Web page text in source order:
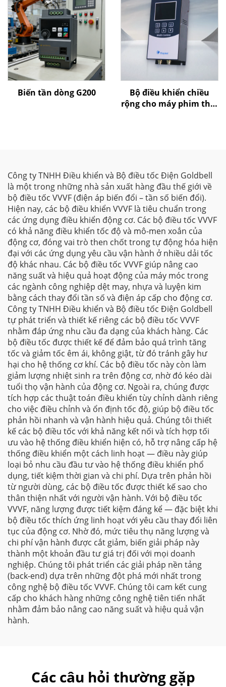
Biến tần dòng G200
Bộ điều khiển chiều
rộng cho máy phim thổi
Công ty TNHH Điều khiển và Bộ điều tốc Điện Goldbell
là một trong những nhà sản xuất hàng đầu thế giới về
bộ điều tốc VVVF (điện áp biến đổi – tần số biến đổi).
Hiện nay, các bộ điều khiển VVVF là tiêu chuẩn trong
các ứng dụng điều khiển động cơ. Các bộ điều tốc VVVF
có khả năng điều khiển tốc độ và mô-men xoắn của
động cơ, đóng vai trò then chốt trong tự động hóa hiện
đại với các ứng dụng yêu cầu vận hành ở nhiều dải tốc
độ khác nhau. Các bộ điều tốc VVVF giúp nâng cao
năng suất và hiệu quả hoạt động của máy móc trong
các ngành công nghiệp dệt may, nhựa và luyện kim
bằng cách thay đổi tần số và điện áp cấp cho động cơ.
Công ty TNHH Điều khiển và Bộ điều tốc Điện Goldbell
tự phát triển và thiết kế riêng các bộ điều tốc VVVF
nhằm đáp ứng nhu cầu đa dạng của khách hàng. Các
bộ điều tốc được thiết kế để đảm bảo quá trình tăng
tốc và giảm tốc êm ái, không giật, từ đó tránh gây hư
hại cho hệ thống cơ khí. Các bộ điều tốc này còn làm
giảm lượng nhiệt sinh ra trên động cơ, nhờ đó kéo dài
tuổi thọ vận hành của động cơ. Ngoài ra, chúng được
tích hợp các thuật toán điều khiển tùy chỉnh dành riêng
cho việc điều chỉnh và ổn định tốc độ, giúp bộ điều tốc
phản hồi nhanh và vận hành hiệu quả. Chúng tôi thiết
kế các bộ điều tốc với khả năng kết nối và tích hợp tối
ưu vào hệ thống điều khiển hiện có, hỗ trợ nâng cấp hệ
thống điều khiển một cách linh hoạt — điều này giúp
loại bỏ nhu cầu đầu tư vào hệ thống điều khiển phổ
dụng, tiết kiệm thời gian và chi phí. Dựa trên phản hồi
từ người dùng, các bộ điều tốc được thiết kế sao cho
thân thiện nhất với người vận hành. Với bộ điều tốc
VVVF, năng lượng được tiết kiệm đáng kể — đặc biệt khi
bộ điều tốc thích ứng linh hoạt với yêu cầu thay đổi liên
tục của động cơ. Nhờ đó, mức tiêu thụ năng lượng và
chi phí vận hành được cắt giảm, biến giải pháp này
thành một khoản đầu tư giá trị đối với mọi doanh
nghiệp. Chúng tôi phát triển các giải pháp nền tảng
(back-end) dựa trên những đột phá mới nhất trong
công nghệ bộ điều tốc VVVF. Chúng tôi cam kết cung
cấp cho khách hàng những công nghệ tiên tiến nhất
nhằm đảm bảo nâng cao năng suất và hiệu quả vận
hành.
Các câu hỏi thường gặp